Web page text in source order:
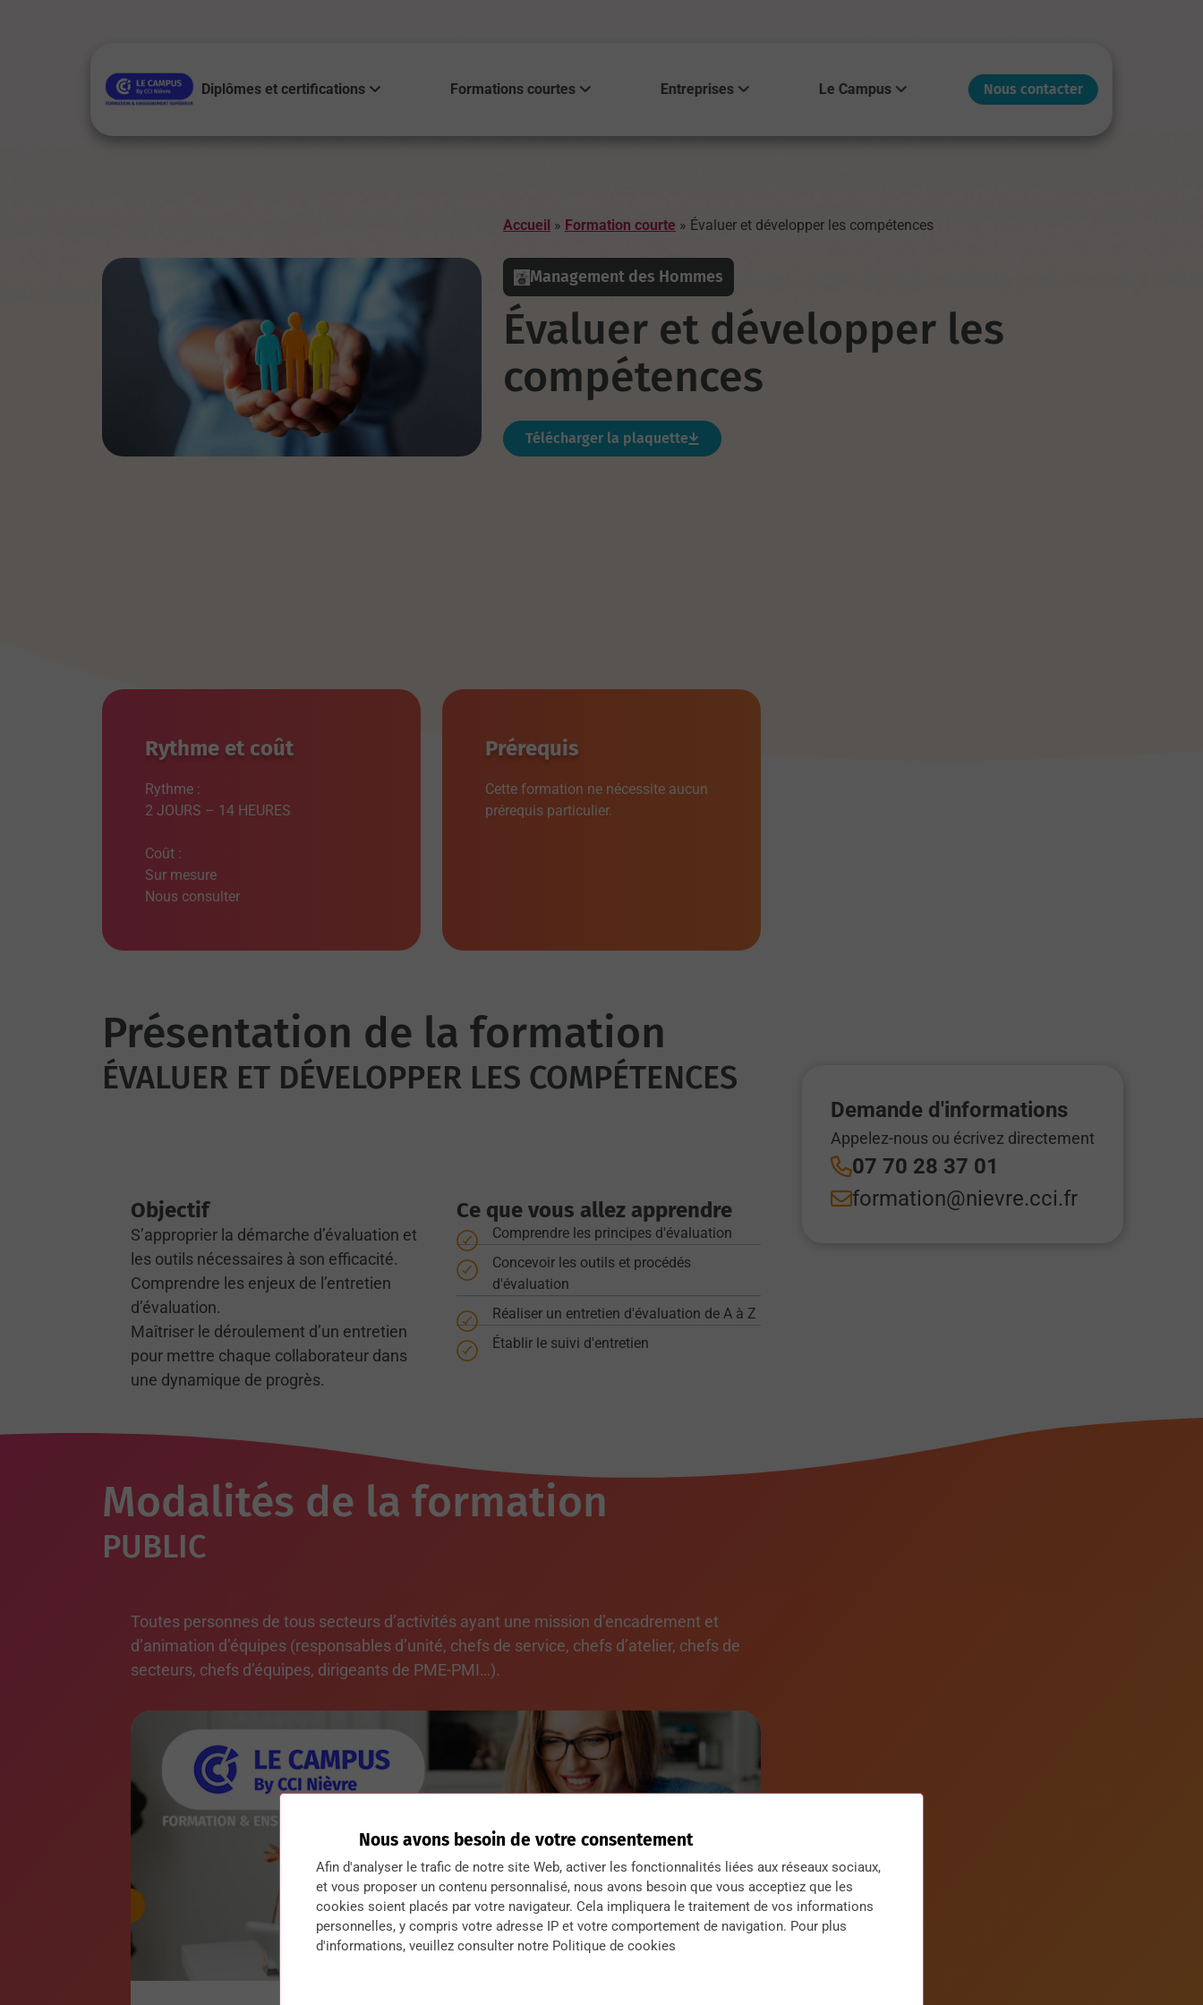
Diplômes et certifications Formations courtes Entreprises Le Campus Nous contacter
Accueil » Formation courte » Évaluer et développer les compétences
Management des Hommes
Évaluer et développer les
compétences
Télécharger la plaquette
Rythme et coût
Rythme :
2 JOURS – 14 HEURES
Coût :
Sur mesure
Nous consulter
Prérequis
Cette formation ne nécessite aucun
prérequis particulier.
Demande d'informations
Appelez-nous ou écrivez directement
07 70 28 37 01
formation@nievre.cci.fr
Présentation de la formation
ÉVALUER ET DÉVELOPPER LES COMPÉTENCES
Objectif
S’approprier la démarche d’évaluation et
les outils nécessaires à son efficacité.
Comprendre les enjeux de l’entretien
d’évaluation.
Maîtriser le déroulement d’un entretien
pour mettre chaque collaborateur dans
une dynamique de progrès.
Ce que vous allez apprendre
Comprendre les principes d'évaluation
Concevoir les outils et procédés
d'évaluation
Réaliser un entretien d'évaluation de A à Z
Établir le suivi d'entretien
Modalités de la formation
PUBLIC
Toutes personnes de tous secteurs d’activités ayant une mission d’encadrement et
d’animation d’équipes (responsables d’unité, chefs de service, chefs d’atelier, chefs de
secteurs, chefs d’équipes, dirigeants de PME-PMI…).
Nous avons besoin de votre consentement
Afin d'analyser le trafic de notre site Web, activer les fonctionnalités liées aux réseaux sociaux,
et vous proposer un contenu personnalisé, nous avons besoin que vous acceptiez que les
cookies soient placés par votre navigateur. Cela impliquera le traitement de vos informations
personnelles, y compris votre adresse IP et votre comportement de navigation. Pour plus
d'informations, veuillez consulter notre Politique de cookies